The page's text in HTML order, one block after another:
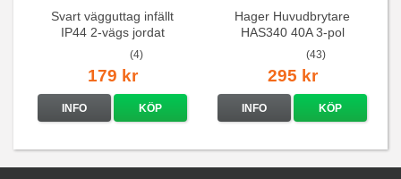
Svart vägguttag infällt
IP44 2-vägs jordat
(4)
179 kr
INFO KÖP
Hager Huvudbrytare
HAS340 40A 3-pol
(43)
295 kr
INFO KÖP